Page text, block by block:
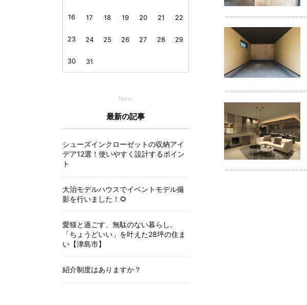
16 17 18 19 20 21 22
23 24 25 26 27 28 29
30 31
New
最新の記事
シューズインクローゼットの収納アイ
デア12選！使いやすく設計するポイン
ト
大治モデルハウスでイベントモデル撮
影を行いました！🌻
愛猫と過ごす、無駄のない暮らし。
「ちょうどいい」を叶えた28坪の住ま
い【津島市】
紹介制度はありますか？